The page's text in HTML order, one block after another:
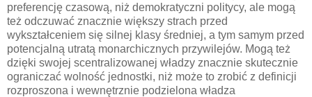
preferencję czasową, niż demokratyczni politycy, ale mogą
też odczuwać znacznie większy strach przed
wykształceniem się silnej klasy średniej, a tym samym przed
potencjalną utratą monarchicznych przywilejów. Mogą też
dzięki swojej scentralizowanej władzy znacznie skutecznie
ograniczać wolność jednostki, niż może to zrobić z definicji
rozproszona i wewnętrznie podzielona władza